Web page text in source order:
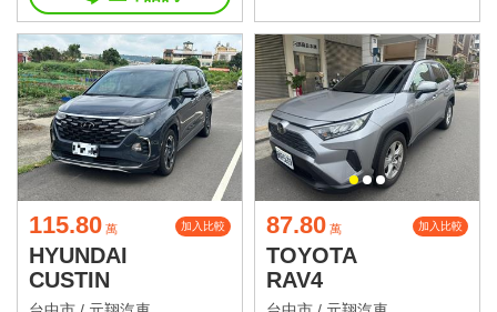
115.80 萬 加入比較
HYUNDAI
CUSTIN
87.80 萬 加入比較
TOYOTA
RAV4